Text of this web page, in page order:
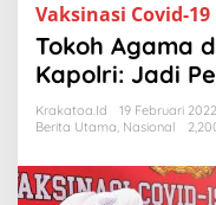
k
o
h
A
g
a
a
d
Vaksinasi Covid-19
Tokoh Agama
Kapolri: Jadi
Krakatoa.id
19 Februari
Berita Utama, Nasional